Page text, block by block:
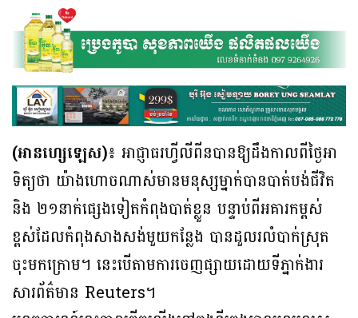
(អានហ្សេឡេស)៖ អាជ្ញាធរហ្វីលីពីនបានឱ្យដឹងកាលពីថ្ងៃអា
ទិត្យថា យ៉ាងហោចណាស់មានមនុស្សម្នាក់បានបាត់បង់ជីវិត
និង ២១នាក់ផ្សេងទៀតកំពុងបាត់ខ្លួន បន្ទាប់ពីអគារកម្ពស់
ខ្ពស់ដែលកំពុងសាងសង់មួយកន្លែង បានដួលរលំបាក់ស្រុត
ចុះមកក្រោម។ នេះបើតាមការចេញផ្សាយដោយទីភ្នាក់ងារ
សារព័ត៌មាន Reuters។